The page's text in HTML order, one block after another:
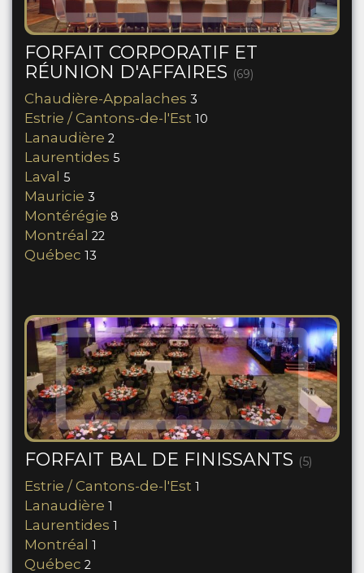
FORFAIT CORPORATIF ET
RÉUNION D'AFFAIRES (69)
Chaudière-Appalaches 3
Estrie / Cantons-de-l'Est 10
Lanaudière 2
Laurentides 5
Laval 5
Mauricie 3
Montérégie 8
Montréal 22
Québec 13
FORFAIT BAL DE FINISSANTS (5)
Estrie / Cantons-de-l'Est 1
Lanaudière 1
Laurentides 1
Montréal 1
Québec 2